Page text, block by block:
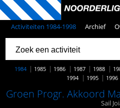
Activiteiten 1984-1998 Archief
1984 1985 1986 1987 1988
1994
1995 1996
Groen Progr. Akkoord
Sail